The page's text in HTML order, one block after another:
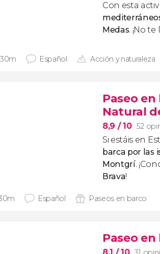
Con esta
Medas. ¡No
Español Acción y naturaleza
Paseo
Natural
8,9 / 10 52
Si estáis en
barca por las
Montgrí.
Brava!
Español Paseos en barco
Paseo